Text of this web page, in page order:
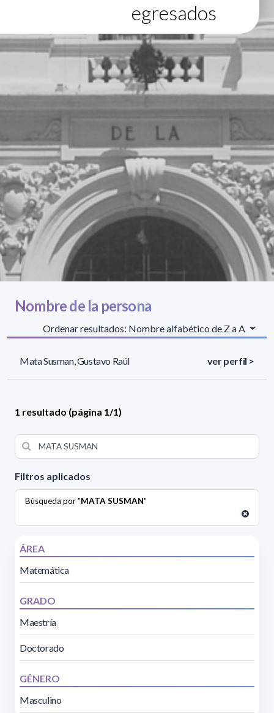
egresados
Filtros aplicados
Búsqueda por "MATA SUSMAN"
ÁREA
Matemática
GRADO
Maestría
Doctorado
GÉNERO
Masculino
Nombre de la persona
Ordenar resultados: Nombre alfabético de Z a A
Mata Susman, Gustavo Raúl ver perfil >
1 resultado (página 1/1)